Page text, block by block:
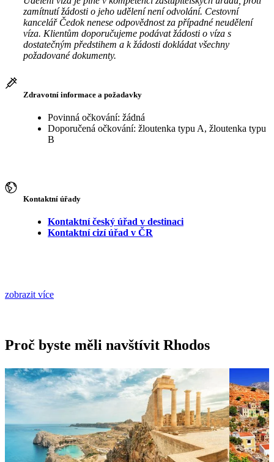
zamítnutí žádosti o jeho udělení není odvolání. Cestovní
kancelář Čedok nenese odpovědnost za případné neudělení
víza. Klientům doporučujeme podávat žádosti o víza s
dostatečným předstihem a k žádosti dokládat všechny
požadované dokumenty.
Zdravotní informace a požadavky
Povinná očkování: žádná
Doporučená očkování: žloutenka typu A, žloutenka typu
B
Kontaktní úřady
Kontaktní český úřad v destinaci
Kontaktní cizí úřad v ČR
zobrazit více
Proč byste měli navštívit Rhodos